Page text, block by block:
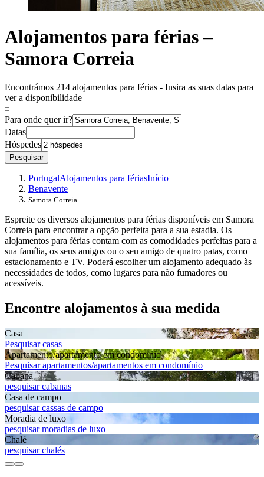
Alojamentos para férias –
Samora Correia
Encontrámos 214 alojamentos para férias - Insira as suas datas para
ver a disponibilidade
Para onde quer ir?
Datas
Hóspedes
Pesquisar
PortugalAlojamentos para fériasInício
Benavente
Samora Correia
Espreite os diversos alojamentos para férias disponíveis em Samora
Correia para encontrar a opção perfeita para a sua estadia. Os
alojamentos para férias contam com as comodidades perfeitas para a
sua família, os seus amigos ou o seu amigo de quatro patas, como
estacionamento e TV. Poderá escolher um alojamento adequado às
necessidades de todos, como lugares para não fumadores ou
acessíveis.
Encontre alojamentos à sua medida
Casa
Pesquisar casas
Apartamento/apartamento em condomínio
Pesquisar apartamentos/apartamentos em condomínio
Cabana
pesquisar cabanas
Casa de campo
pesquisar cassas de campo
Moradia de luxo
pesquisar moradias de luxo
Chalé
pesquisar chalés